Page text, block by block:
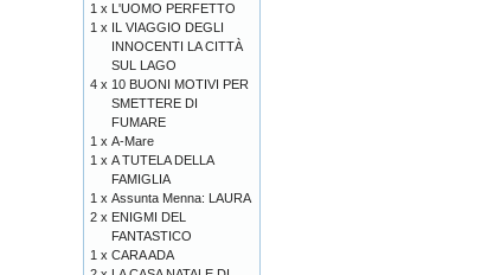
1 x L'UOMO PERFETTO
1 x IL VIAGGIO DEGLI
INNOCENTI LA CITTÀ
SUL LAGO
4 x 10 BUONI MOTIVI PER
SMETTERE DI
FUMARE
1 x A-Mare
1 x A TUTELA DELLA
FAMIGLIA
1 x Assunta Menna: LAURA
2 x ENIGMI DEL
FANTASTICO
1 x CARA ADA